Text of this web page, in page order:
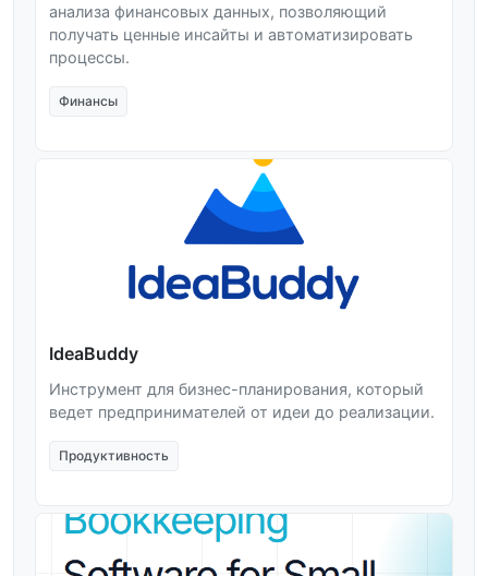
анализа финансовых данных, позволяющий
получать ценные инсайты и автоматизировать
процессы.
Финансы
IdeaBuddy
Инструмент для бизнес-планирования, который
ведет предпринимателей от идеи до реализации.
Продуктивность